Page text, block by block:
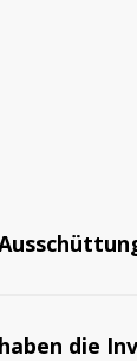
die